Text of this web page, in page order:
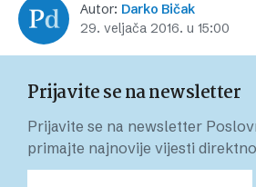
Autor: Darko Bičak
29. veljača 2016. u 15:00
Prijavite se na newsletter
Prijavite se na newsletter
primajte najnovije vijesti